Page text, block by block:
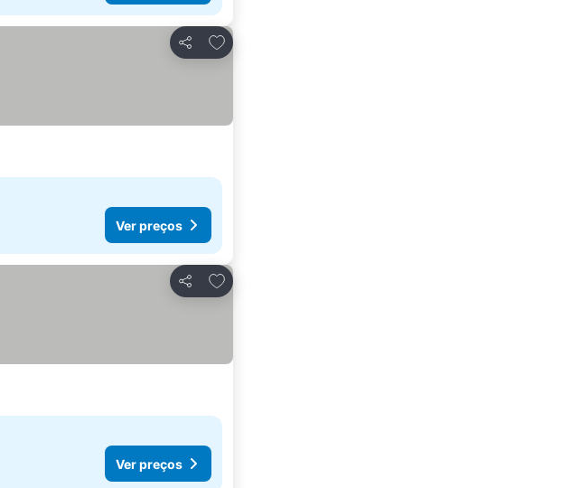
Partilhar
Adicionar aos favoritos
Ver preços
Partilhar
Adicionar aos favoritos
Ver preços